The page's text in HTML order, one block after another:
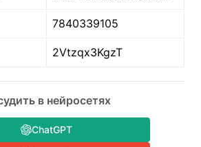
7840339105
2Vtzqx3KgzT
в нейросетях
ChatGPT